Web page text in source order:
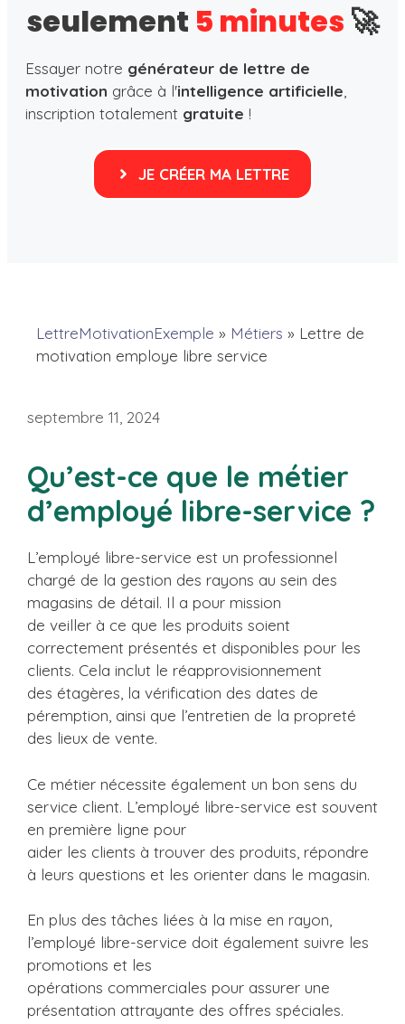
seulement 5 minutes 🚀
Essayer notre générateur de lettre de
motivation grâce à l'intelligence artificielle
inscription totalement gratuite !
JE CRÉER MA LETTRE
LettreMotivationExemple » Métiers » Lettre de
motivation employe libre service
septembre 11, 2024
Qu’est-ce que le métier
d’employé libre-service ?
L’employé libre-service est un professionnel
chargé de la gestion des rayons au sein des
magasins de détail. Il a pour mission
de veiller à ce que les produits soient
correctement présentés et disponibles pour les
clients. Cela inclut le réapprovisionnement
des étagères, la vérification des dates de
péremption, ainsi que l’entretien de la propreté
des lieux de vente.
Ce métier nécessite également un bon sens du
service client. L’employé libre-service est souvent
en première ligne pour
aider les clients à trouver des produits, répondre
à leurs questions et les orienter dans le magasin.
En plus des tâches liées à la mise en rayon,
l’employé libre-service doit également suivre les
promotions et les
opérations commerciales pour assurer une
présentation attrayante des offres spéciales.